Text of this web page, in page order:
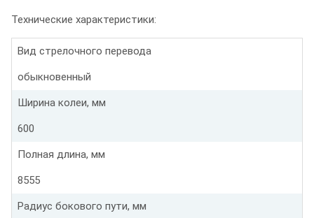
Технические характеристики:
Вид стрелочного перевода
обыкновенный
Ширина колеи, мм
600
Полная длина, мм
8555
Радиус бокового пути, мм